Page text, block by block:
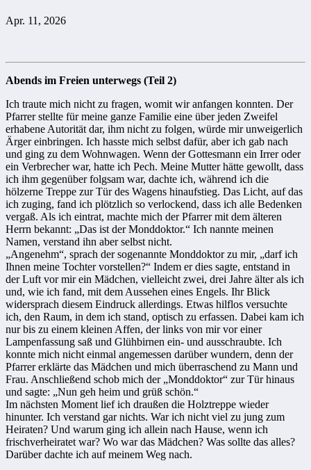
Apr. 11, 2026
Abends im Freien unterwegs (Teil 2)
Ich traute mich nicht zu fragen, womit wir anfangen konnten. Der
Pfarrer stellte für meine ganze Familie eine über jeden Zweifel
erhabene Autorität dar, ihm nicht zu folgen, würde mir unweigerlich
Ärger einbringen. Ich hasste mich selbst dafür, aber ich gab nach
und ging zu dem Wohnwagen. Wenn der Gottesmann ein Irrer oder
ein Verbrecher war, hatte ich Pech. Meine Mutter hätte gewollt, dass
ich ihm gegenüber folgsam war, dachte ich, während ich die
hölzerne Treppe zur Tür des Wagens hinaufstieg. Das Licht, auf das
ich zuging, fand ich plötzlich so verlockend, dass ich alle Bedenken
vergaß. Als ich eintrat, machte mich der Pfarrer mit dem älteren
Herrn bekannt: „Das ist der Monddoktor.“ Ich nannte meinen
Namen, verstand ihn aber selbst nicht.
„Angenehm“, sprach der sogenannte Monddoktor zu mir, „darf ich
Ihnen meine Tochter vorstellen?“ Indem er dies sagte, entstand in
der Luft vor mir ein Mädchen, vielleicht zwei, drei Jahre älter als ich
und, wie ich fand, mit dem Aussehen eines Engels. Ihr Blick
widersprach diesem Eindruck allerdings. Etwas hilflos versuchte
ich, den Raum, in dem ich stand, optisch zu erfassen. Dabei kam ich
nur bis zu einem kleinen Affen, der links von mir vor einer
Lampenfassung saß und Glühbirnen ein- und ausschraubte. Ich
konnte mich nicht einmal angemessen darüber wundern, denn der
Pfarrer erklärte das Mädchen und mich überraschend zu Mann und
Frau. Anschließend schob mich der „Monddoktor“ zur Tür hinaus
und sagte: „Nun geh heim und grüß schön.“
Im nächsten Moment lief ich draußen die Holztreppe wieder
hinunter. Ich verstand gar nichts. War ich nicht viel zu jung zum
Heiraten? Und warum ging ich allein nach Hause, wenn ich
frischverheiratet war? Wo war das Mädchen? Was sollte das alles?
Darüber dachte ich auf meinem Weg nach.